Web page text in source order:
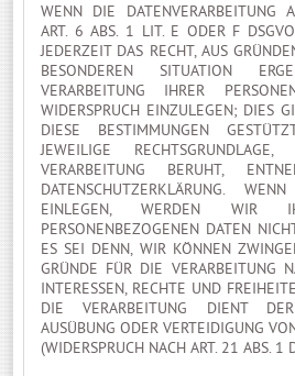
WENN DIE DATENVERARBEITUNG
ART. 6 ABS. 1 LIT. E ODER F
JEDERZEIT DAS RECHT, AUS
BESONDEREN SITUATION
VERARBEITUNG IHRER
WIDERSPRUCH EINZULEGEN; DIES
DIESE BESTIMMUNGEN
JEWEILIGE
VERARBEITUNG BERUHT,
DATENSCHUTZERKLÄRUNG.
EINLEGEN, WERDEN WIR
PERSONENBEZOGENEN DATEN
ES SEI DENN, WIR KÖNNEN
GRÜNDE FÜR DIE VERARBEITUNG
INTERESSEN, RECHTE UND
DIE VERARBEITUNG DIENT DER
AUSÜBUNG ODER VERTEIDIGUNG
(WIDERSPRUCH NACH ART. 21 ABS. 1